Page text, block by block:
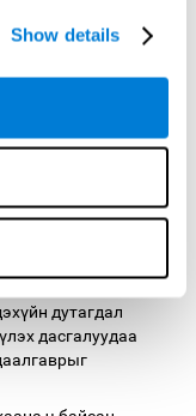
Show details
бие даан дүн
хэрхэн
ч тооцоолох
явц
дутагдал
дасгалуудаа